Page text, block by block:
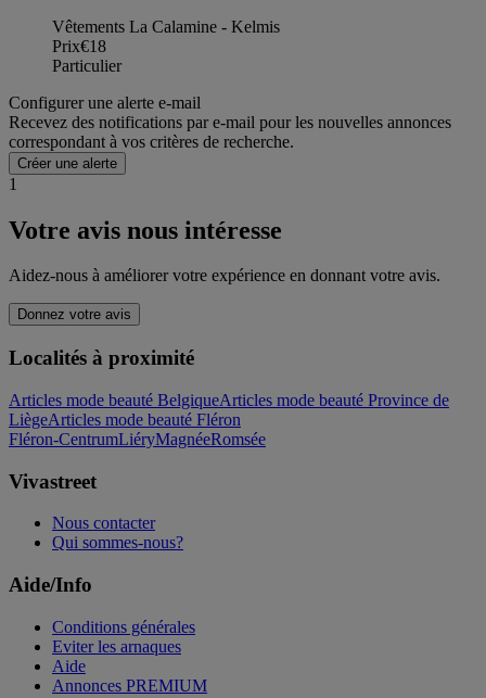
Vêtements La Calamine - Kelmis
Prix€18
Particulier
Configurer une alerte e-mail
Recevez des notifications par e-mail pour les nouvelles annonces
correspondant à vos critères de recherche.
Créer une alerte
1
Votre avis nous intéresse
Aidez-nous à améliorer votre expérience en donnant votre avis.
Donnez votre avis
Localités à proximité
Articles mode beauté BelgiqueArticles mode beauté Province de
LiègeArticles mode beauté Fléron
Fléron-CentrumLiéryMagnéeRomsée
Vivastreet
Nous contacter
Qui sommes-nous?
Aide/Info
Conditions générales
Eviter les arnaques
Aide
Annonces PREMIUM